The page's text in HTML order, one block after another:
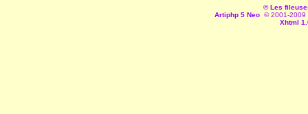
© Les
Artiphp 5 Neo © 2001-2009
Xhtml